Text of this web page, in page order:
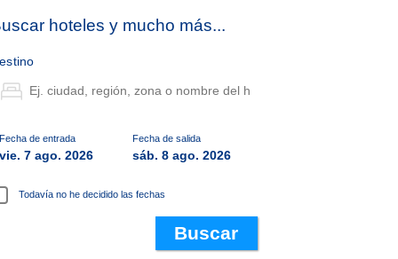
hoteles y mucho más...
de entrada
7 ago. 2026
Fecha de salida
sáb. 8 ago. 2026
Todavía no he decidido las fechas